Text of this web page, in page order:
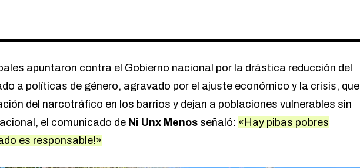
apuntaron contra el Gobierno nacional por la drástica reducción del
a políticas de género, agravado por el ajuste económico y la crisis, que
del narcotráfico en los barrios y dejan a poblaciones vulnerables sin
el comunicado de Ni Unx Menos señaló: «Hay pibas pobres
es responsable!»